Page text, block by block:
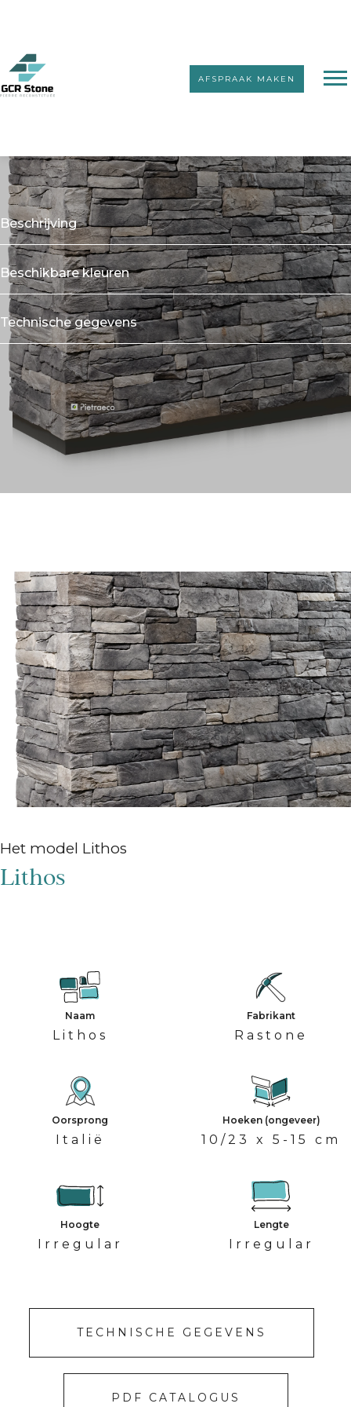
AFSPRAAK MAKEN
Beschrijving
Beschikbare kleuren
Technische gegevens
Het model Lithos
Lithos
Naam
Lithos
Fabrikant
Rastone
Oorsprong
Italië
Hoeken (ongeveer)
10/23 x 5-15 cm
Hoogte
Irregular
Lengte
Irregular
TECHNISCHE GEGEVENS
PDF CATALOGUS